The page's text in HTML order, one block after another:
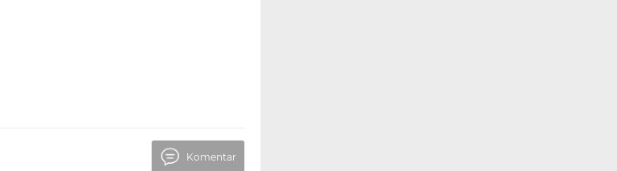
Komentar